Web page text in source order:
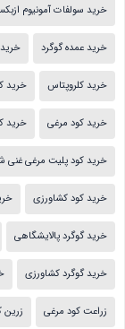
خرید سولفات آمونیوم
خرید عمده گوگرد
خرید کلروپتاس خرید
خرید کود مرغی خرید
خرید کود پلیت مرغی غنی
خرید کود کشاورزی
خرید گوگرد پالایشگاهی
خرید گوگرد کشاورزی
زراعت کود مرغی زرین